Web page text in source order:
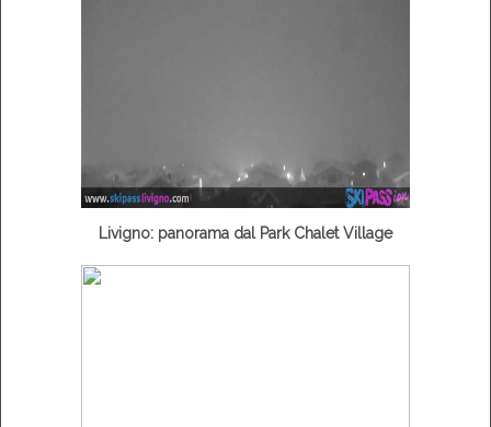
Livigno: panorama dal Park Chalet Village